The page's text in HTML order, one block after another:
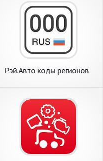
Рэй.Авто коды регионов